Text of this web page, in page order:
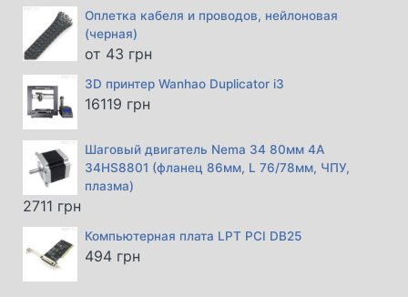
Оплетка кабеля и проводов, нейлоновая
(черная)
от 43 грн
3D принтер Wanhao Duplicator i3
16119 грн
Шаговый двигатель Nema 34 80мм 4А
34HS8801 (фланец 86мм, L 76/78мм, ЧПУ,
плазма)
2711 грн
Компьютерная плата LPT PCI DB25
494 грн